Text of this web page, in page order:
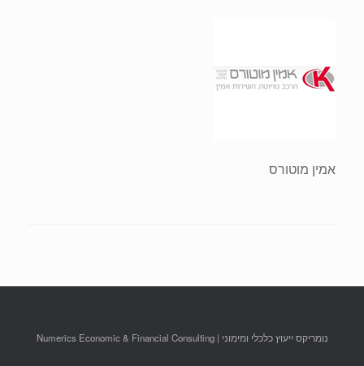
אמין מוטורס
נומריקס ייעוץ כלכלי ומימוני | Numerics Economic & Financial Consulting